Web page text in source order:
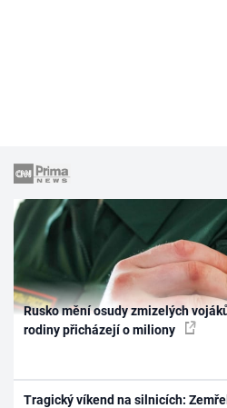
Rusko mění osudy zmizelých
rodiny přicházejí o miliony
Tragický víkend na silnicích: